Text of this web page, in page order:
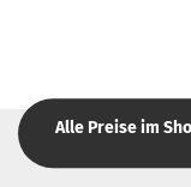
Alle Preise im